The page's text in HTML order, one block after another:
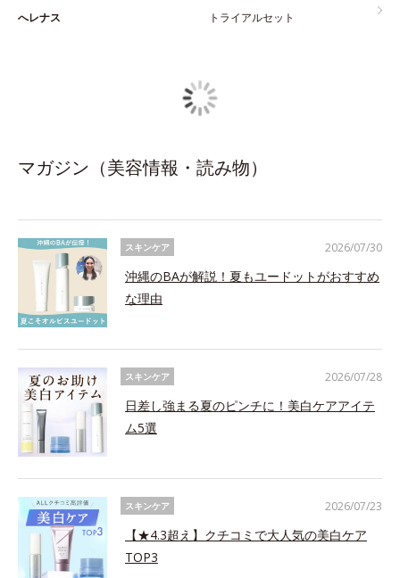
へレナス
トライアルセット
マガジン（美容情報・読み物）
スキンケア
沖縄のBAが解説！夏もユードットがおすすめ
な理由
2026/07/30
スキンケア
日差し強まる夏のピンチに！美白ケアアイテ
ム5選
2026/07/28
スキンケア
【★4.3超え】クチコミで大人気の美白ケア
TOP3
2026/07/23